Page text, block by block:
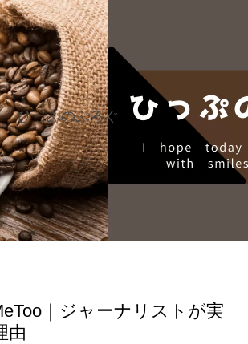
ひっぷのぶろぐ
｜ジャーナリストが実
由